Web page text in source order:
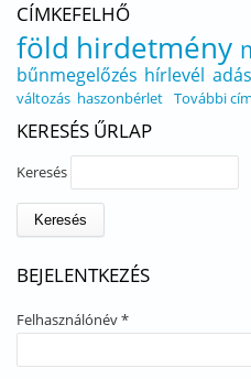
CÍMKEFELHŐ
föld hirdetmény
bűnmegelőzés hírlevél
változás haszonbérlet További
KERESÉS ŰRLAP
Keresés
BEJELENTKEZÉS
Felhasználónév*